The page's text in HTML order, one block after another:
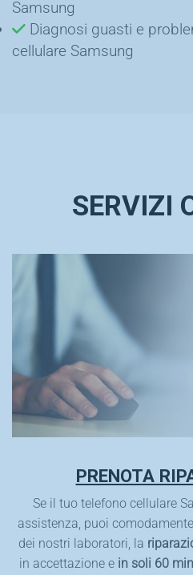
Samsung
Diagnosi guasti e
cellulare Samsung
SERVIZI
PRENOTA
Se il tuo telefono cellulare
assistenza, puoi
dei nostri laboratori, la
in accettazione ein soli 60